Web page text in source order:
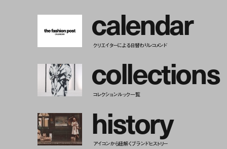
calendar
クリエイターによる日替わりレコメンド
collections
コレクションルック一覧
history
アイコンから紐解くブランドヒストリー